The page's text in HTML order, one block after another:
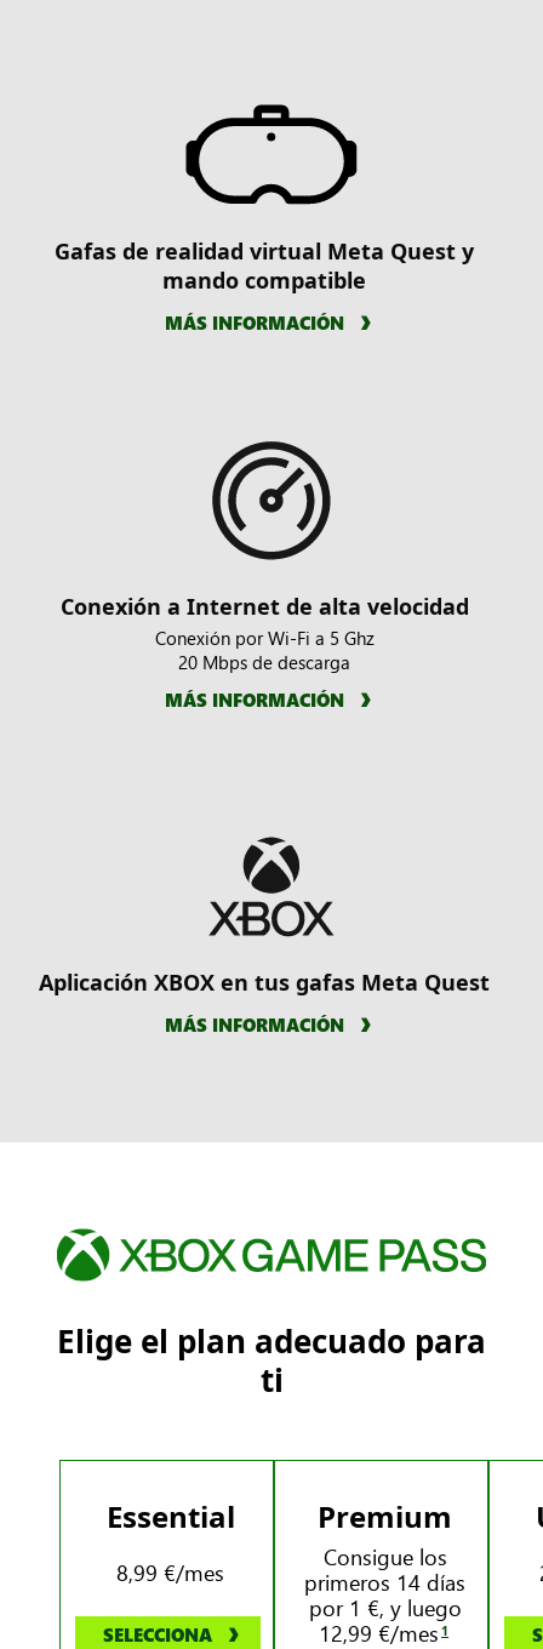
Gafas de realidad virtual Meta Quest y
mando compatible
MÁS INFORMACIÓN
Conexión a Internet de alta velocidad
Conexión por Wi-Fi a 5 Ghz
20 Mbps de descarga
MÁS INFORMACIÓN
Aplicación XBOX en tus gafas Meta Quest
MÁS INFORMACIÓN
Elige el plan adecuado para
ti
Essential
8,99 €/mes
SELECCIONA
Premium
Consigue los
primeros 14 días
por 1 €, y luego
12,99 €/mes 1